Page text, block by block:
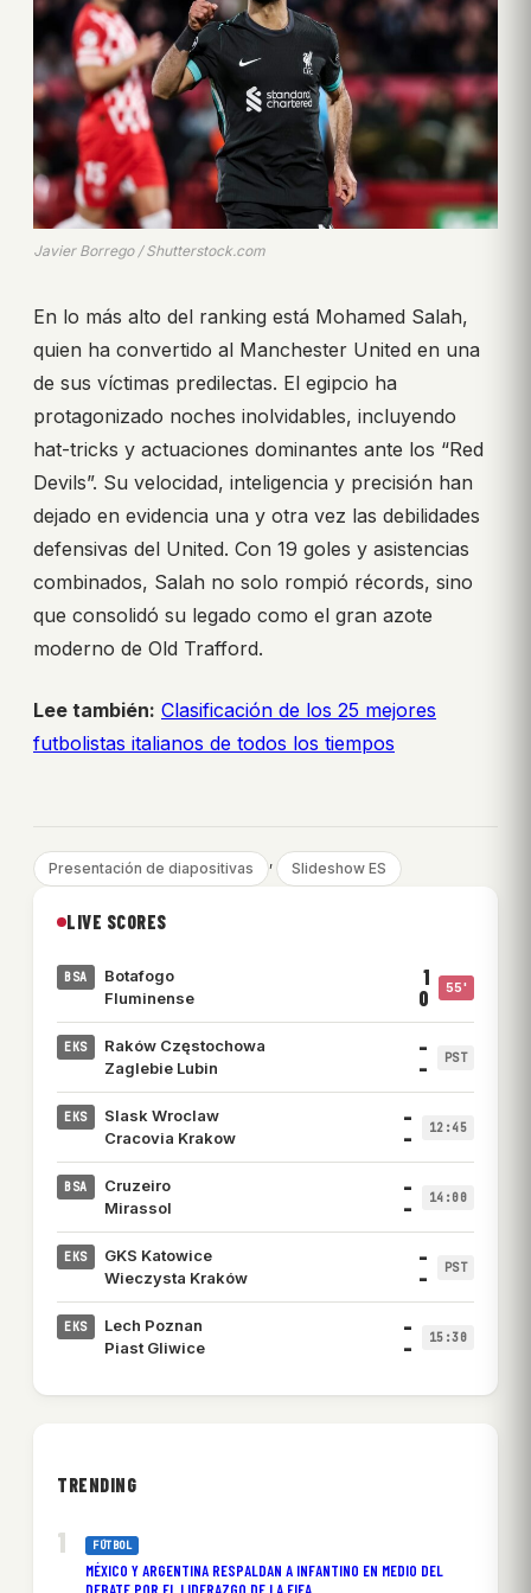
Javier Borrego / Shutterstock.com
En lo más alto del ranking está Mohamed Salah,
quien ha convertido al Manchester United en una
de sus víctimas predilectas. El egipcio ha
protagonizado noches inolvidables, incluyendo
hat-tricks y actuaciones dominantes ante los “Red
Devils”. Su velocidad, inteligencia y precisión han
dejado en evidencia una y otra vez las debilidades
defensivas del United. Con 19 goles y asistencias
combinados, Salah no solo rompió récords, sino
que consolidó su legado como el gran azote
moderno de Old Trafford.
Lee también: Clasificación de los 25 mejores
futbolistas italianos de todos los tiempos
Presentación de diapositivas , Slideshow ES
LIVE SCORES
BSA
Botafogo
Fluminense
1
0
55'
EKS
Raków Częstochowa
Zaglebie Lubin
–
–
PST
EKS
Slask Wroclaw
Cracovia Krakow
–
–
12:45
BSA
Cruzeiro
Mirassol
–
–
14:00
EKS
GKS Katowice
Wieczysta Kraków
–
–
PST
EKS
Lech Poznan
Piast Gliwice
–
–
15:30
TRENDING
FÚTBOL
MÉXICO Y ARGENTINA RESPALDAN A INFANTINO EN MEDIO DEL
DEBATE POR EL LIDERAZGO DE LA FIFA